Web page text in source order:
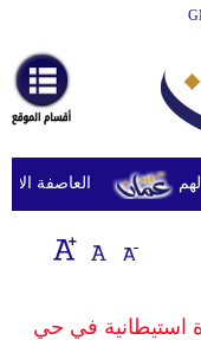
أخبارعاجلة
رياضة
ثقافة
إقتصاد
وموسيقى
العاصفة
تعلن بناء 17 وحدة استيطانية في حي